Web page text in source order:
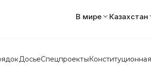
В мире Казахстан
ДосьеСпецпроекты